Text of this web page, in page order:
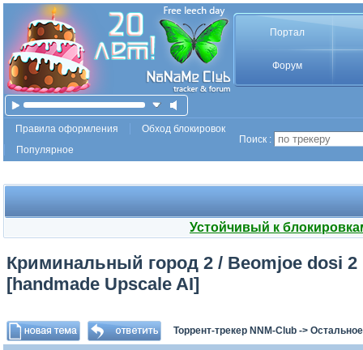
Портал
Форум
Правила оформления
Обход блокировок
Популярное
Поиск :
Устойчивый к
Криминальный город 2 / Beomjoе dosi 2
[handmade Upscale AI]
Торрент-трекер NNM-Club -> Остальное